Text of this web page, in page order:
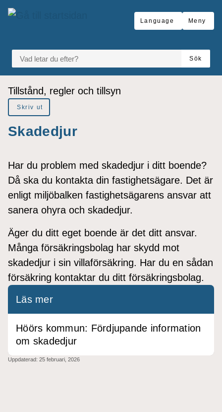
Gå till innehåll
till sidomeny
Language Meny
VAD LETAR DU EFTER?
Sök
Du är här:
Tillstånd, regler och tillsyn
Skriv ut
Skadedjur
Har du problem med skadedjur i ditt boende?
Då ska du kontakta din fastighetsägare. Det är
enligt miljöbalken fastighetsägarens ansvar att
sanera ohyra och skadedjur.
Äger du ditt eget boende är det ditt ansvar.
Många försäkringsbolag har skydd mot
skadedjur i sin villaförsäkring. Har du en sådan
försäkring kontaktar du ditt försäkringsbolag.
Läs mer
Höörs kommun: Fördjupande information
om skadedjur
Uppdaterad: 25 februari, 2026